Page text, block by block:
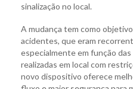
sinalização no local.
A mudança tem como
acidentes, que eram
especialmente em função
realizadas em local com
novo dispositivo oferece